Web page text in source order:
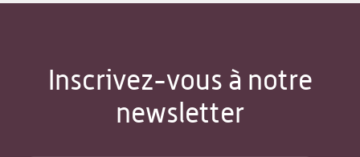
Inscrivez-vous à notre
newsletter